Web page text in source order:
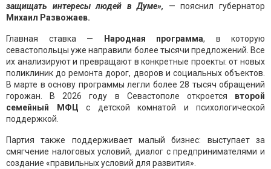
защищать интересы людей в Думе», — пояснил губернатор
Михаил Развожаев.
Главная ставка — Народная программа, в которую
севастопольцы уже направили более тысячи предложений. Все
их анализируют и превращают в конкретные проекты: от новых
поликлиник до ремонта дорог, дворов и социальных объектов.
В марте в основу программы легли более 28 тысяч обращений
горожан. В 2026 году в Севастополе откроется второй
семейный МФЦ с детской комнатой и психологической
поддержкой.
Партия также поддерживает малый бизнес: выступает за
смягчение налоговых условий, диалог с предпринимателями и
создание «правильных условий для развития».